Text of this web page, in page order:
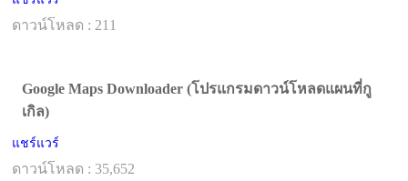
ดาวน์โหลด : 211
Google Maps Downloader (โปรแกรมดาวน์โหลดแผนที่กู
เกิล)
แชร์แวร์
ดาวน์โหลด : 35,652